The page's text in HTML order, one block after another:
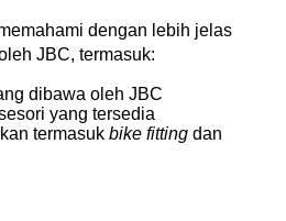
dengan lebih jelas
JBC, termasuk:
dibawa oleh JBC
yang tersedia
termasuk bike fitting dan